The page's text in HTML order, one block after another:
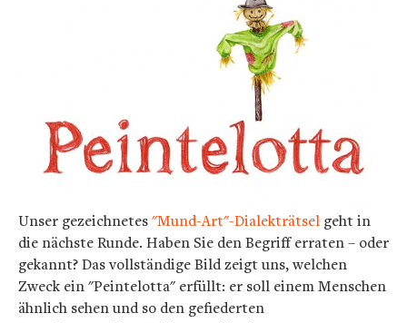
Unser gezeichnetes"Mund-Art"-Dialekträtsel geht in
die nächste Runde. Haben Sie den Begriff erraten – oder
gekannt? Das vollständige Bild zeigt uns, welchen
Zweck ein "Peintelotta" erfüllt: er soll einem Menschen
ähnlich sehen und so den gefiederten